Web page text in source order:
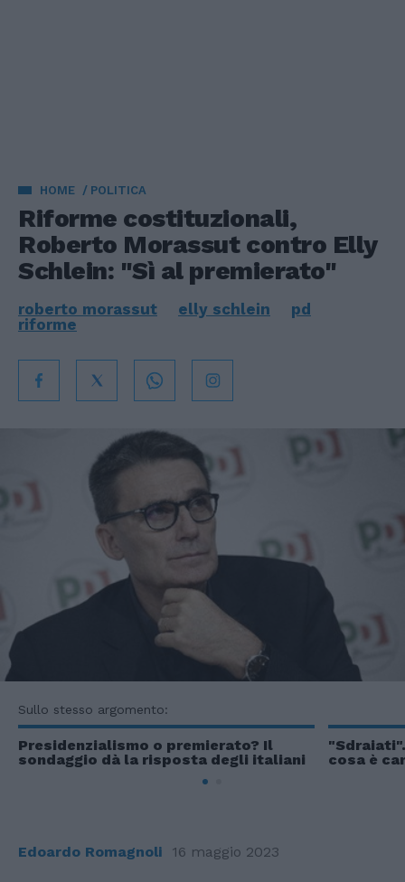
HOME POLITICA
Riforme costituzionali,
Roberto Morassut contro Elly
Schlein: "Sì al premierato"
roberto morassut elly schlein
pd
riforme
Sullo stesso argomento:
Presidenzialismo o premierato? Il
sondaggio dà la risposta degli italiani
cosa è
Edoardo Romagnoli 16 maggio 2023